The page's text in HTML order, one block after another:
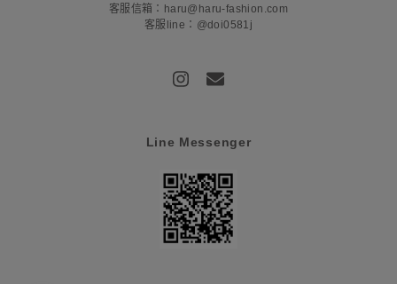
客服信箱：haru@haru-fashion.com
客服line：@doi0581j
Line Messenger